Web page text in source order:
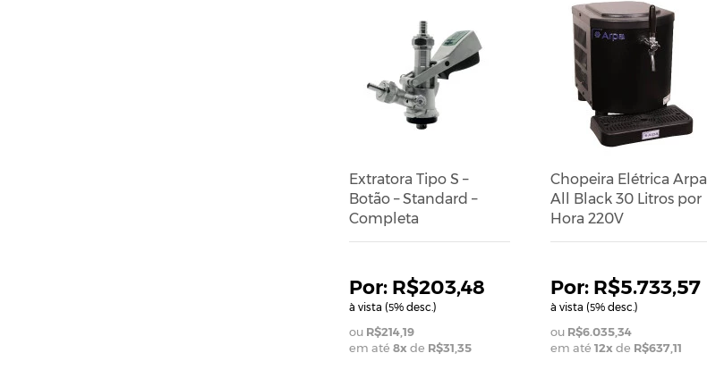
Extratora Tipo S –
Botão – Standard –
Completa
R$203,48
à vista (5% desc.)
R$214,19
em até 8x de R$31,35
Chopeira Elétrica Arpa
All Black 30 Litros por
Hora 220V
R$5.733,57
à vista (5% desc.)
R$6.035,34
em até 12x de R$637,11